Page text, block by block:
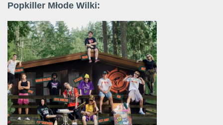
Popkiller Młode Wilki: